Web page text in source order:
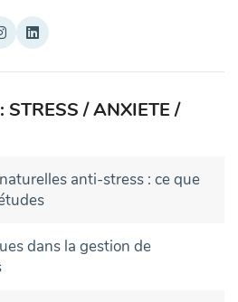
/ ANXIETE /
anti-stress : ce que
dans la gestion de